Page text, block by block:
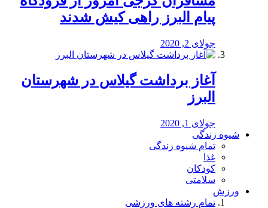
پیام البرز راهی کیش شدند
جولای 2, 2020
آغاز برداشت گیلاس در شهرستان
البرز
جولای 1, 2020
شیوه زندگی
تمام شیوه زندگی
غذا
کودکان
سلامتی
ورزش
تمام رشته های ورزشی